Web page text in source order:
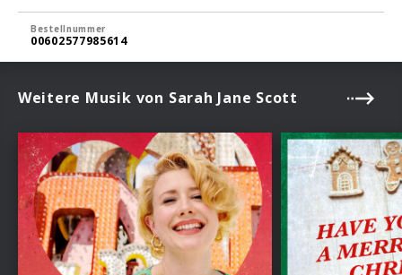
Bestellnummer
00602577985614
Weitere Musik von Sarah Jane Scott